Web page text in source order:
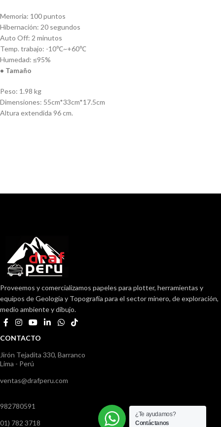
Memoria: 100 puntos
Hibernación: 20 segundos
Auto Off: 2 minutos
Temp. trabajo: -10℃~+60℃
Humedad: ≤95%
• Tamaño
Peso: 1.98 kg
Dimensiones: 55cm*33cm*17.5cm
Altura extendida 96 cm.
Proveemos y comercializamos papeles para plotter, herramientas y
equipos de Geología y Topografía para el sector minero, de exploración,
medio ambiente y dibujo.
CONTACTO
Jirón Tejadita 330, Barranco
Lima - Perú
ventas@drafperu.com
982780591
01) 782 3718
¿Te ayudamos?
Contáctanos